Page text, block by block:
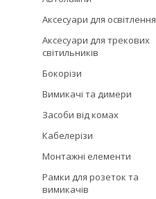
Аксесуари для освітлення
Аксесуари для трекових
світильників
Бокорізи
Вимикачі та димери
Засоби від комах
Кабелерізи
Монтажні елементи
Рамки для розеток та
вимикачів